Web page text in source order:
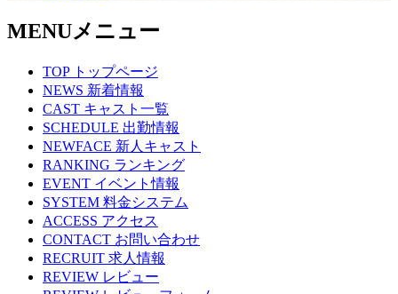
MENUメニュー
TOP トップページ
NEWS 新着情報
CAST キャスト一覧
SCHEDULE 出勤情報
NEWFACE 新人キャスト
RANKING ランキング
EVENT イベント情報
SYSTEM 料金システム
ACCESS アクセス
CONTACT お問い合わせ
RECRUIT 求人情報
REVIEW レビュー